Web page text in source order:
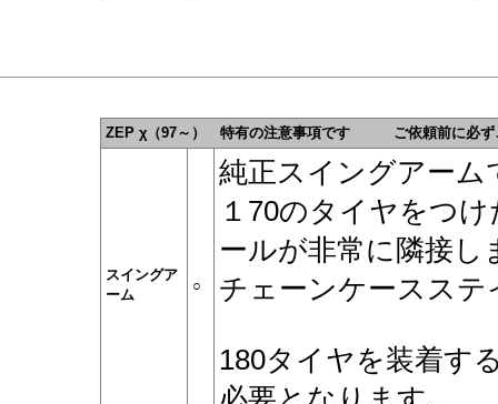
ZEP χ（97～） 特有の注意事項です ご依頼前に必ず
スイングア
ーム
○
純正スイングアーム
１70のタイヤをつ
ールが非常に隣接し
チェーンケースス
180タイヤを装着す